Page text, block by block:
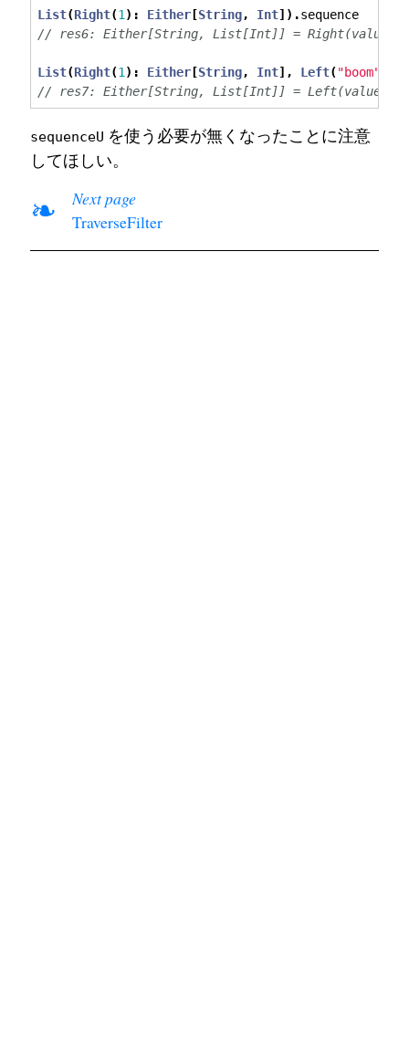
List(Right(1): Either[String, Int]).sequence
// res6: Either[String, List[Int]] = Right(value
List(Right(1): Either[String, Int], Left("boom"
// res7: Either[String, List[Int]] = Left(value =
sequenceU を使う必要が無くなったことに注意
してほしい。
❧
Next page
TraverseFilter